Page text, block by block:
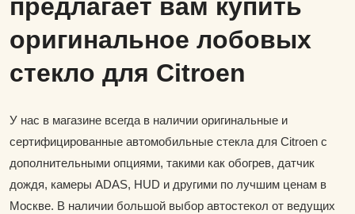
предлагает вам купить
оригинальное лобовых
стекло для Citroen
У нас в магазине всегда в наличии оригинальные и
сертифицированные автомобильные стекла для Citroen с
дополнительными опциями, такими как обогрев, датчик
дождя, камеры ADAS, HUD и другими по лучшим ценам в
Москве. В наличии большой выбор автостекол от ведущих